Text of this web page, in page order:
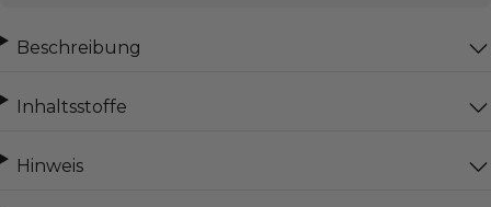
Beschreibung
Inhaltsstoffe
Hinweis